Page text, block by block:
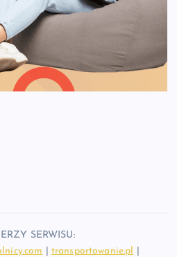
SERWISU:
transportowanie.pl